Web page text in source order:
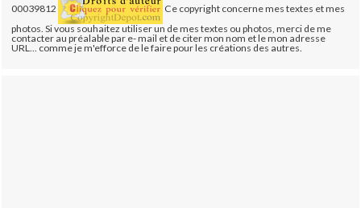
00039812
Ce copyright concerne mes textes et mes
photos. Si vous souhaitez utiliser un de mes textes ou photos, merci de me
contacter au préalable par e- mail et de citer mon nom et le mon adresse
URL... comme je m'efforce de le faire pour les créations des autres.